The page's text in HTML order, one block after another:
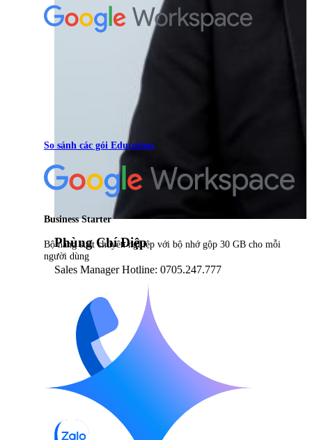
Phùng Chí Điệp
Sales Manager Hotline: 0705.247.777
So sánh các gói Education
Business Starter
Bộ năng suất chuyên nghiệp với bộ nhớ gộp 30 GB cho mỗi
người dùng